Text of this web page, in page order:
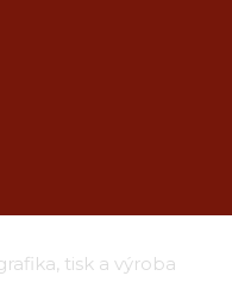
tisk a výroba